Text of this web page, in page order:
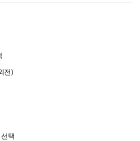
택